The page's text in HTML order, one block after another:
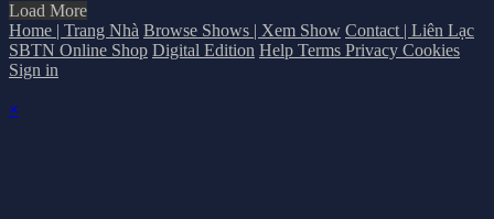
Load More
Home | Trang Nhà Browse Shows | Xem Show Contact | Liên Lạc
SBTN Online Shop Digital Edition Help Terms Privacy Cookies
Sign in
×